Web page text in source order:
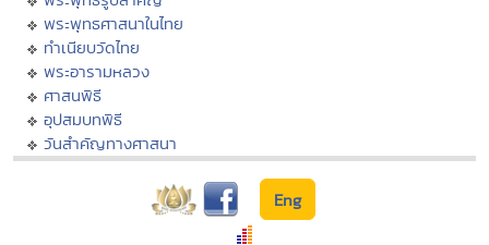
พระพุทธศาสนาในไทย
ทำเนียบวัดไทย
พระอารามหลวง
ศาสนพิธี
อุปสมบทพิธี
วันสำคัญทางศาสนา
Eng